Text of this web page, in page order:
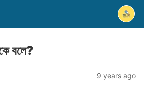
বলে?
9 years ago